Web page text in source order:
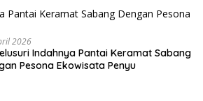
Negeri dari
Desa
2026
Indahnya Pantai Keramat Sabang
Pesona Ekowisata Penyu